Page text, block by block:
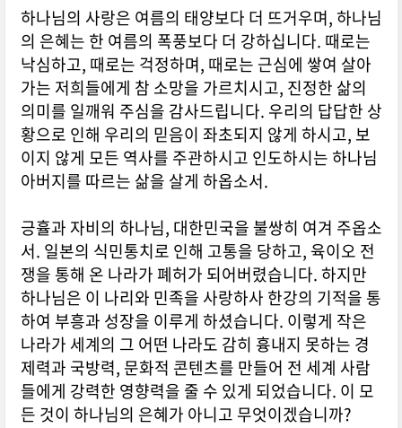
하나님의 사랑은 여름의 태양보다 더 뜨거우며, 하나님
의 은혜는 한 여름의 폭풍보다 더 강하십니다. 때로는
낙심하고, 때로는 걱정하며, 때로는 근심에 쌓여 살아
가는 저희들에게 참 소망을 가르치시고, 진정한 삶의
의미를 일깨워 주심을 감사드립니다. 우리의 답답한 상
황으로 인해 우리의 믿음이 좌초되지 않게 하시고, 보
이지 않게 모든 역사를 주관하시고 인도하시는 하나님
아버지를 따르는 삶을 살게 하옵소서.
긍휼과 자비의 하나님, 대한민국을 불쌍히 여겨 주옵소
서. 일본의 식민통치로 인해 고통을 당하고, 육이오 전
쟁을 통해 온 나라가 폐허가 되어버렸습니다. 하지만
하나님은 이 나리와 민족을 사랑하사 한강의 기적을 통
하여 부흥과 성장을 이루게 하셨습니다. 이렇게 작은
나라가 세계의 그 어떤 나라도 감히 흉내지 못하는 경
제력과 국방력, 문화적 콘텐츠를 만들어 전 세계 사람
들에게 강력한 영향력을 줄 수 있게 되었습니다. 이 모
든 것이 하나님의 은혜가 아니고 무엇이겠습니까?